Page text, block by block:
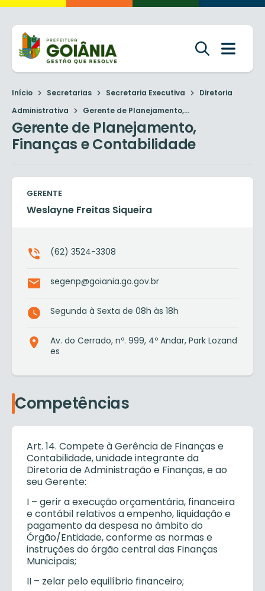
Início Secretarias Secretaria Executiva
Diretoria
Administrativa
Gerente de Planejamento,...
Gerente de Planejamento,
Finanças e Contabilidade
GERENTE
Weslayne Freitas Siqueira
(62) 3524-3308
segenp@goiania.go.gov.br
Segunda à Sexta de 08h às 18h
Av. do Cerrado, nº. 999, 4º Andar, Park Lozand
es
Competências
Art. 14. Compete à Gerência de Finanças e
Contabilidade, unidade integrante da
Diretoria de Administração e Finanças, e ao
seu Gerente:
I – gerir a execução orçamentária, financeira
e contábil relativos a empenho, liquidação e
pagamento da despesa no âmbito do
Órgão/Entidade, conforme as normas e
instruções do órgão central das Finanças
Municipais;
II – zelar pelo equilíbrio financeiro;